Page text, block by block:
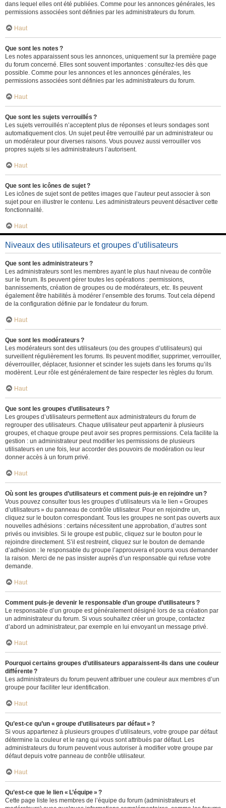
dans lequel elles ont été publiées. Comme pour les annonces générales, les
permissions associées sont définies par les administrateurs du forum.
Haut
Que sont les notes ?
Les notes apparaissent sous les annonces, uniquement sur la première page
du forum concerné. Elles sont souvent importantes : consultez-les dès que
possible. Comme pour les annonces et les annonces générales, les
permissions associées sont définies par les administrateurs du forum.
Haut
Que sont les sujets verrouillés ?
Les sujets verrouillés n’acceptent plus de réponses et leurs sondages sont
automatiquement clos. Un sujet peut être verrouillé par un administrateur ou
un modérateur pour diverses raisons. Vous pouvez aussi verrouiller vos
propres sujets si les administrateurs l’autorisent.
Haut
Que sont les icônes de sujet ?
Les icônes de sujet sont de petites images que l’auteur peut associer à son
sujet pour en illustrer le contenu. Les administrateurs peuvent désactiver cette
fonctionnalité.
Haut
Niveaux des utilisateurs et groupes d’utilisateurs
Que sont les administrateurs ?
Les administrateurs sont les membres ayant le plus haut niveau de contrôle
sur le forum. Ils peuvent gérer toutes les opérations : permissions,
bannissements, création de groupes ou de modérateurs, etc. Ils peuvent
également être habilités à modérer l’ensemble des forums. Tout cela dépend
de la configuration définie par le fondateur du forum.
Haut
Que sont les modérateurs ?
Les modérateurs sont des utilisateurs (ou des groupes d’utilisateurs) qui
surveillent régulièrement les forums. Ils peuvent modifier, supprimer, verrouiller,
déverrouiller, déplacer, fusionner et scinder les sujets dans les forums qu’ils
modèrent. Leur rôle est généralement de faire respecter les règles du forum.
Haut
Que sont les groupes d’utilisateurs ?
Les groupes d’utilisateurs permettent aux administrateurs du forum de
regrouper des utilisateurs. Chaque utilisateur peut appartenir à plusieurs
groupes, et chaque groupe peut avoir ses propres permissions. Cela facilite la
gestion : un administrateur peut modifier les permissions de plusieurs
utilisateurs en une fois, leur accorder des pouvoirs de modération ou leur
donner accès à un forum privé.
Haut
Où sont les groupes d’utilisateurs et comment puis-je en rejoindre un ?
Vous pouvez consulter tous les groupes d’utilisateurs via le lien « Groupes
d’utilisateurs » du panneau de contrôle utilisateur. Pour en rejoindre un,
cliquez sur le bouton correspondant. Tous les groupes ne sont pas ouverts aux
nouvelles adhésions : certains nécessitent une approbation, d’autres sont
privés ou invisibles. Si le groupe est public, cliquez sur le bouton pour le
rejoindre directement. S’il est restreint, cliquez sur le bouton de demande
d’adhésion : le responsable du groupe l’approuvera et pourra vous demander
la raison. Merci de ne pas insister auprès d’un responsable qui refuse votre
demande.
Haut
Comment puis-je devenir le responsable d’un groupe d’utilisateurs ?
Le responsable d’un groupe est généralement désigné lors de sa création par
un administrateur du forum. Si vous souhaitez créer un groupe, contactez
d’abord un administrateur, par exemple en lui envoyant un message privé.
Haut
Pourquoi certains groupes d’utilisateurs apparaissent-ils dans une couleur
différente ?
Les administrateurs du forum peuvent attribuer une couleur aux membres d’un
groupe pour faciliter leur identification.
Haut
Qu’est-ce qu’un « groupe d’utilisateurs par défaut » ?
Si vous appartenez à plusieurs groupes d’utilisateurs, votre groupe par défaut
détermine la couleur et le rang qui vous sont attribués par défaut. Les
administrateurs du forum peuvent vous autoriser à modifier votre groupe par
défaut depuis votre panneau de contrôle utilisateur.
Haut
Qu’est-ce que le lien « L’équipe » ?
Cette page liste les membres de l’équipe du forum (administrateurs et